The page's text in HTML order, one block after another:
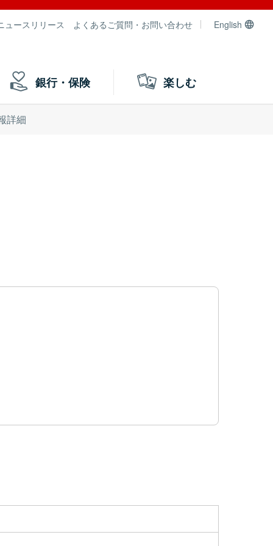
ュースリリース よくあるご質問・お問い合わせ English
銀行・保険 楽しむ
詳細